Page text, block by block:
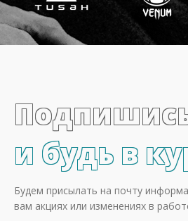
и будь в
Будем присылать на почту
вам акциях или изменениях в